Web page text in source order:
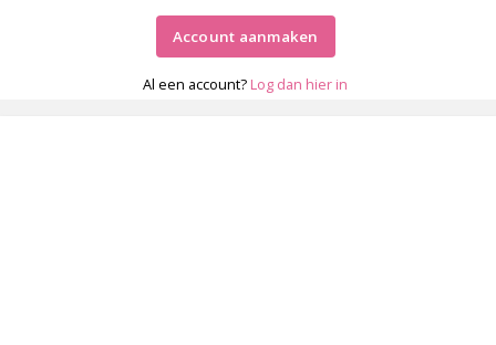
Account aanmaken
Al een account? Log dan hier in